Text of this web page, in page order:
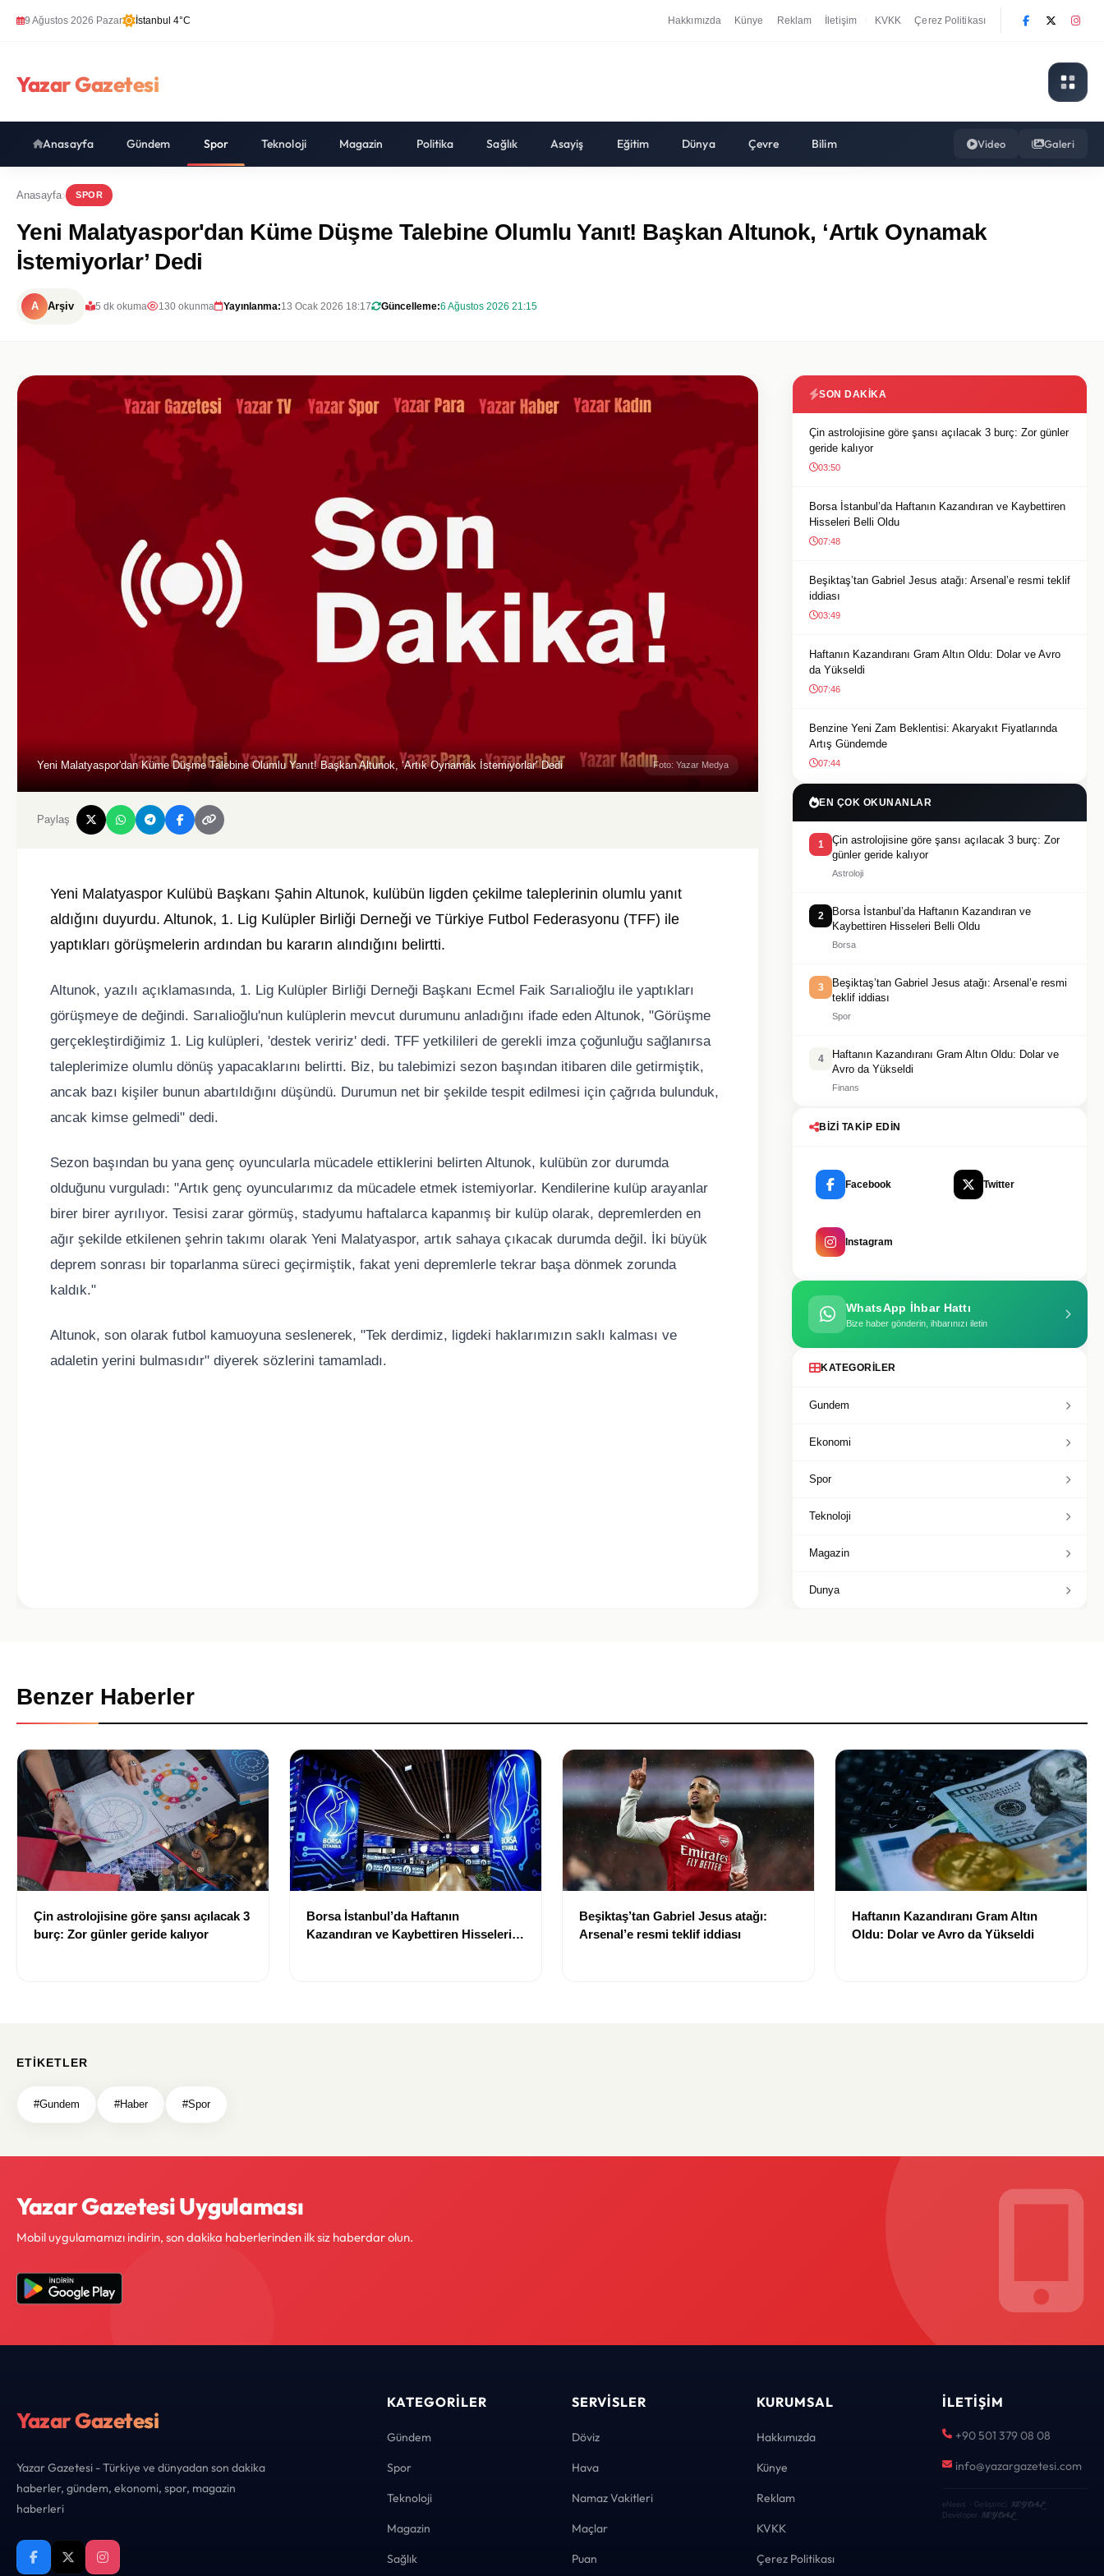
9 Ağustos 2026 Pazar İstanbul 4°C Hakkımızda Künye Reklam İletişim KVKK Çerez Politikası
Yazar Gazetesi
Anasayfa Gündem Spor Teknoloji Magazin Politika Sağlık Asayiş Eğitim Dünya Çevre Bilim Video Galeri
Anasayfa SPOR
Yeni Malatyaspor'dan Küme Düşme Talebine Olumlu Yanıt! Başkan Altunok, ‘Artık Oynamak
İstemiyorlar’ Dedi
A Arşiv 5 dk okuma 130 okunma Yayınlanma:13 Ocak 2026 18:17 Güncelleme:6 Ağustos 2026 21:15
Yeni Malatyaspor'dan Küme Düşme Talebine Olumlu Yanıt! Başkan Altunok, ‘Artık Oynamak İstemiyorlar’ Dedi Foto: Yazar Medya
Paylaş
Yeni Malatyaspor Kulübü Başkanı Şahin Altunok, kulübün ligden çekilme taleplerinin olumlu yanıt
aldığını duyurdu. Altunok, 1. Lig Kulüpler Birliği Derneği ve Türkiye Futbol Federasyonu (TFF) ile
yaptıkları görüşmelerin ardından bu kararın alındığını belirtti.
Altunok, yazılı açıklamasında, 1. Lig Kulüpler Birliği Derneği Başkanı Ecmel Faik Sarıalioğlu ile yaptıkları
görüşmeye de değindi. Sarıalioğlu'nun kulüplerin mevcut durumunu anladığını ifade eden Altunok, "Görüşme
gerçekleştirdiğimiz 1. Lig kulüpleri, 'destek veririz' dedi. TFF yetkilileri de gerekli imza çoğunluğu sağlanırsa
taleplerimize olumlu dönüş yapacaklarını belirtti. Biz, bu talebimizi sezon başından itibaren dile getirmiştik,
ancak bazı kişiler bunun abartıldığını düşündü. Durumun net bir şekilde tespit edilmesi için çağrıda bulunduk,
ancak kimse gelmedi" dedi.
Sezon başından bu yana genç oyuncularla mücadele ettiklerini belirten Altunok, kulübün zor durumda
olduğunu vurguladı: "Artık genç oyuncularımız da mücadele etmek istemiyorlar. Kendilerine kulüp arayanlar
birer birer ayrılıyor. Tesisi zarar görmüş, stadyumu haftalarca kapanmış bir kulüp olarak, depremlerden en
ağır şekilde etkilenen şehrin takımı olarak Yeni Malatyaspor, artık sahaya çıkacak durumda değil. İki büyük
deprem sonrası bir toparlanma süreci geçirmiştik, fakat yeni depremlerle tekrar başa dönmek zorunda
kaldık."
Altunok, son olarak futbol kamuoyuna seslenerek, "Tek derdimiz, ligdeki haklarımızın saklı kalması ve
adaletin yerini bulmasıdır" diyerek sözlerini tamamladı.
SON DAKIKA
Çin astrolojisine göre şansı açılacak 3 burç: Zor günler
geride kalıyor
03:50
Borsa İstanbul’da Haftanın Kazandıran ve Kaybettiren
Hisseleri Belli Oldu
07:48
Beşiktaş’tan Gabriel Jesus atağı: Arsenal’e resmi teklif
iddiası
03:49
Haftanın Kazandıranı Gram Altın Oldu: Dolar ve Avro
da Yükseldi
07:46
Benzine Yeni Zam Beklentisi: Akaryakıt Fiyatlarında
Artış Gündemde
07:44
EN ÇOK OKUNANLAR
1
Çin astrolojisine göre şansı açılacak 3 burç: Zor
günler geride kalıyor
Astroloji
2
Borsa İstanbul’da Haftanın Kazandıran ve
Kaybettiren Hisseleri Belli Oldu
Borsa
3
Beşiktaş’tan Gabriel Jesus atağı: Arsenal’e resmi
teklif iddiası
Spor
4
Haftanın Kazandıranı Gram Altın Oldu: Dolar ve
Avro da Yükseldi
Finans
BIZI TAKIP EDIN
Facebook Twitter
Instagram
WhatsApp İhbar Hattı
Bize haber gönderin, ihbarınızı iletin
KATEGORILER
Gundem
Ekonomi
Spor
Teknoloji
Magazin
Dunya
Benzer Haberler
Çin astrolojisine göre şansı açılacak 3
burç: Zor günler geride kalıyor
Borsa İstanbul’da Haftanın
Kazandıran ve Kaybettiren Hisseleri
Beşiktaş’tan Gabriel Jesus atağı:
Arsenal’e resmi teklif iddiası
Haftanın Kazandıranı Gram Altın
Oldu: Dolar ve Avro da Yükseldi
ETIKETLER
#Gundem #Haber #Spor
Yazar Gazetesi Uygulaması
Mobil uygulamamızı indirin, son dakika haberlerinden ilk siz haberdar olun.
Yazar Gazetesi
Yazar Gazetesi - Türkiye ve dünyadan son dakika
haberler, gündem, ekonomi, spor, magazin
haberleri
KATEGORILER
Gündem
Spor
Teknoloji
Magazin
Sağlık
SERVISLER
Döviz
Hava
Namaz Vakitleri
Maçlar
Puan
KURUMSAL
Hakkımızda
Künye
Reklam
KVKK
Çerez Politikası
İLETIŞIM
+90 501 379 08 08
info@yazargazetesi.com
eNews · Geliştirici KEYDAL·
Developer KEYDAL